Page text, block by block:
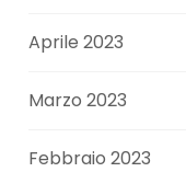
Aprile 2023
Marzo 2023
Febbraio 2023